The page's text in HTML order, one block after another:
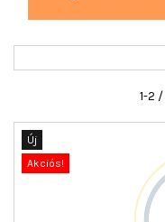
1-2
Új
Akciós!